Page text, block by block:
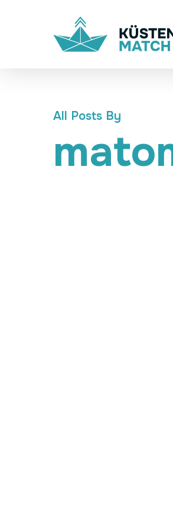
All Posts By